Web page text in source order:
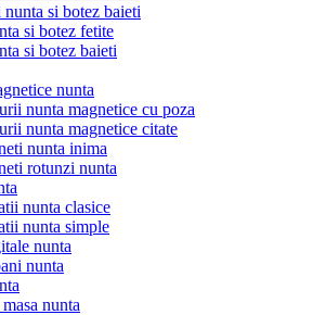
si botez baieti
si botez fetite
si botez baieti
nunta
nunta magnetice cu poza
nunta magnetice citate
nunta inima
rotunzi nunta
nunta clasice
nunta simple
nunta
nunta
nunta